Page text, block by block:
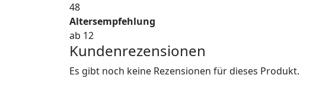
48
Altersempfehlung
ab 12
Kundenrezensionen
Es gibt noch keine Rezensionen für dieses Produkt.